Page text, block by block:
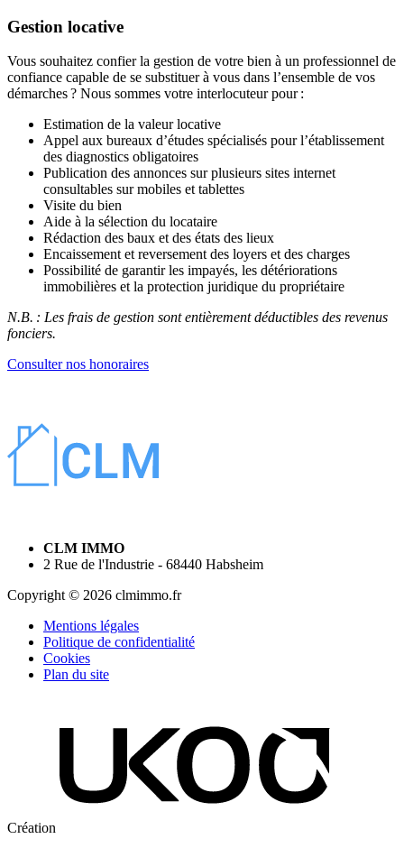
Gestion locative
Vous souhaitez confier la gestion de votre bien à un professionnel de
confiance capable de se substituer à vous dans l’ensemble de vos
démarches ? Nous sommes votre interlocuteur pour :
Estimation de la valeur locative
Appel aux bureaux d’études spécialisés pour l’établissement
des diagnostics obligatoires
Publication des annonces sur plusieurs sites internet
consultables sur mobiles et tablettes
Visite du bien
Aide à la sélection du locataire
Rédaction des baux et des états des lieux
Encaissement et reversement des loyers et des charges
Possibilité de garantir les impayés, les détériorations
immobilières et la protection juridique du propriétaire
N.B. : Les frais de gestion sont entièrement déductibles des revenus
fonciers.
Consulter nos honoraires
CLM IMMO
2 Rue de l'Industrie - 68440 Habsheim
Copyright © 2026 clmimmo.fr
Mentions légales
Politique de confidentialité
Cookies
Plan du site
Création